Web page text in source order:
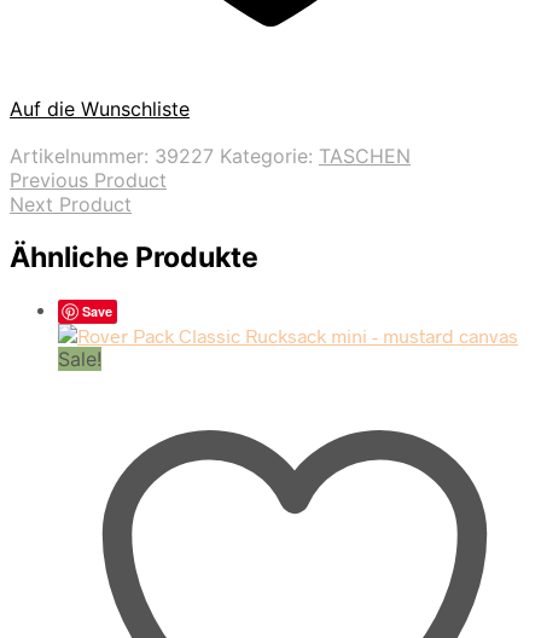
Auf die Wunschliste
Artikelnummer: 39227 Kategorie: TASCHEN
Previous Product
Next Product
Ähnliche Produkte
Save
Sale!